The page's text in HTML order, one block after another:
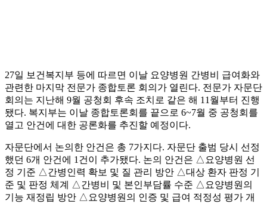
27일 보건복지부 등에 따르면 이날 요양병원 간병비 급여화와
관련한 마지막 전문가 종합토론 회의가 열린다. 전문가 자문단
회의는 지난해 9월 공청회 후속 조치로 같은 해 11월부터 진행
됐다. 복지부는 이날 종합토론회를 끝으로 6~7월 중 공청회를
열고 안건에 대한 공론화를 추진할 예정이다.
자문단에서 논의한 안건은 총 7가지다. 자문단 출범 당시 선정
했던 6개 안건에 1건이 추가됐다. 논의 안건은 △요양병원 선
정 기준 △간병인력 확보 및 질 관리 방안 △대상 환자 판정 기
준 및 판정 체계 △간병비 및 본인부담률 수준 △요양병원의
기능 재정립 방안 △요양병원의 인증 및 급여 적정성 평가 개